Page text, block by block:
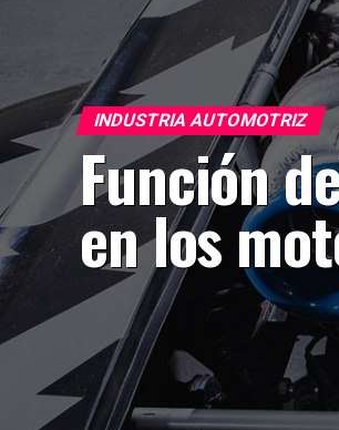
INDUSTRIA AUTOMOTRIZ
Función
en los